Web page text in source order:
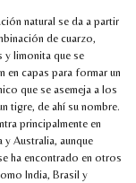
natural se da a partir
de cuarzo,
y limonita que se
en capas para formar un
que se asemeja a los
tigre, de ahí su nombre.
principalmente en
y Australia, aunque
ha encontrado en otros
India, Brasil y